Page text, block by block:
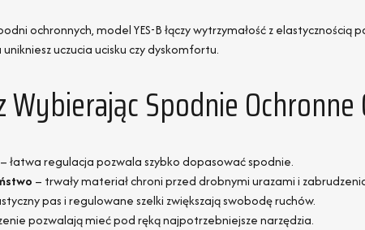
ochronnych, model YES-B łączy wytrzymałość z
uczucia ucisku czy dyskomfortu.
Wybierając Spodnie Ochronne
– łatwa regulacja pozwala szybko dopasować spodnie.
– trwały materiał chroni przed drobnymi urazami i
pas i regulowane szelki zwiększają swobodę ruchów.
pozwalają mieć pod ręką najpotrzebniejsze narzędzia.